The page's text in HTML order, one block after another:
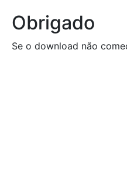
Obrigado
Se o download não